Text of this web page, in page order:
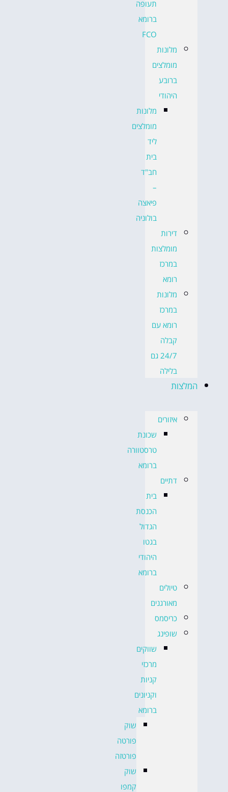
תעופה
ברומא
FCO
מלונות
מומלצים
ברובע
היהודי
מלונות
מומלצים
ליד
בית
חב"ד
–
פיאצה
בולוניה
דירות
מומלצות
במרכז
רומא
מלונות
במרכז
רומא עם
קבלה
24/7 גם
בלילה
המלצות
איזורים
שכונת
טרסטוורה
ברומא
דתיים
בית
הכנסת
הגדול
בגטו
היהודי
ברומא
טיולים
מאורגנים
כריסמס
שופינג
שווקים
מרכזי
קניות
וקניונים
ברומא
שוק
פורטה
פורטזה
שוק
קמפו